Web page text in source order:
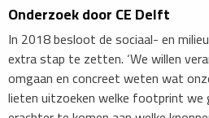
Onderzoek door CE Delft
In 2018 besloot de sociaal- en
extra stap te zetten. ‘We willen
omgaan en concreet weten wat
lieten uitzoeken welke footprint we